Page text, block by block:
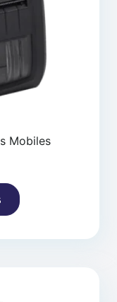
Mobiles